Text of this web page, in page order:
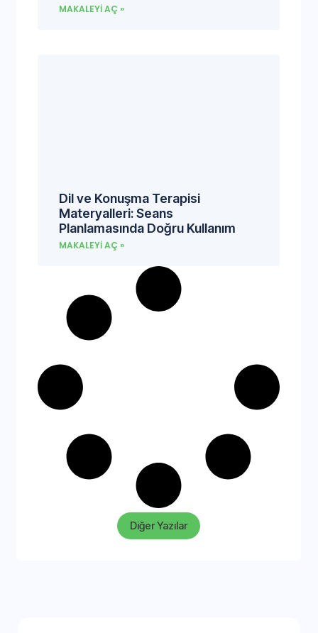
MAKALEYI AÇ »
Dil ve Konuşma Terapisi
Materyalleri: Seans
Planlamasında Doğru Kullanım
MAKALEYI AÇ »
Diğer Yazılar